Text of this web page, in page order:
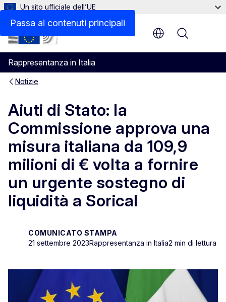
Passa ai contenuti principali
Un sito ufficiale dell’UE
Rappresentanza in Italia
Menu
Notizie
Aiuti di Stato: la
Commissione approva una
misura italiana da 109,9
milioni di € volta a fornire
un urgente sostegno di
liquidità a Sorical
COMUNICATO STAMPA
21 settembre 2023Rappresentanza in Italia2 min di lettura